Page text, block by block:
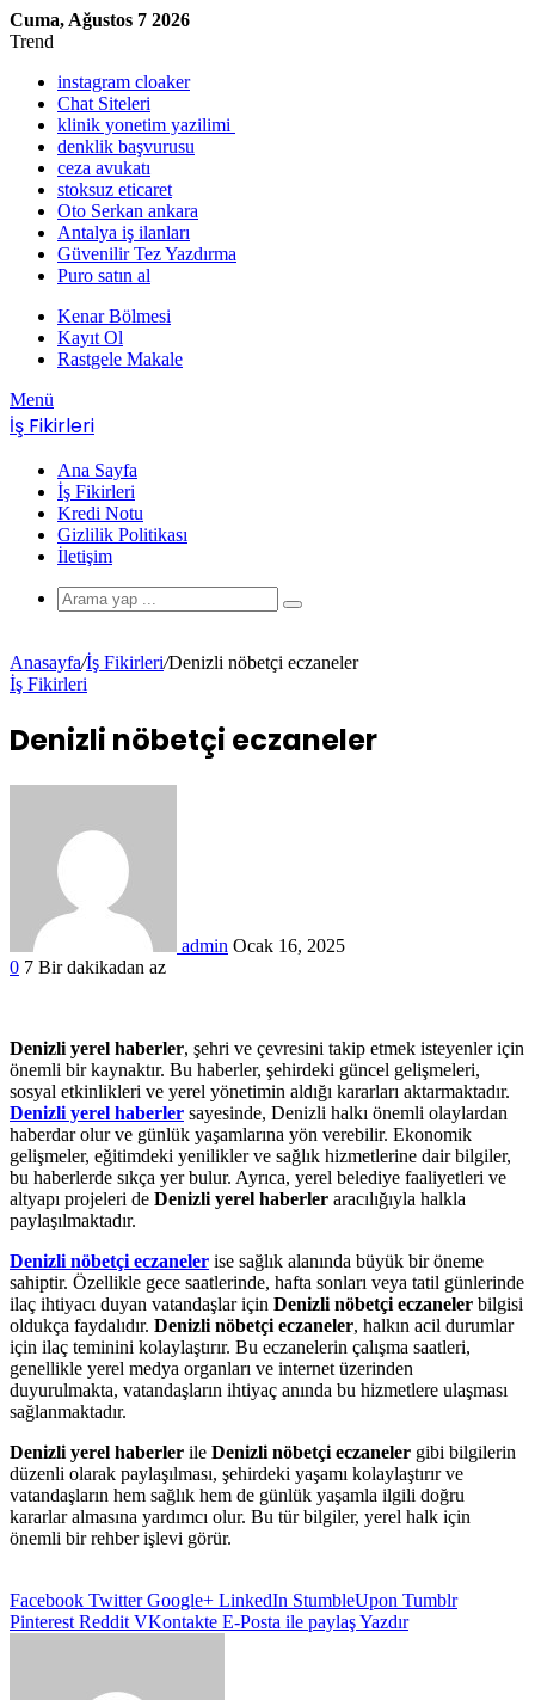
Cuma, Ağustos 7 2026
Trend
instagram cloaker
Chat Siteleri
klinik yonetim yazilimi
denklik başvurusu
ceza avukatı
stoksuz eticaret
Oto Serkan ankara
Antalya iş ilanları
Güvenilir Tez Yazdırma
Puro satın al
Kenar Bölmesi
Kayıt Ol
Rastgele Makale
Menü
İş Fikirleri
Ana Sayfa
İş Fikirleri
Kredi Notu
Gizlilik Politikası
İletişim
Anasayfa/İş Fikirleri/Denizli nöbetçi eczaneler
İş Fikirleri
Denizli nöbetçi eczaneler
admin Ocak 16, 2025
0 7 Bir dakikadan az
Denizli yerel haberler, şehri ve çevresini takip etmek isteyenler için
önemli bir kaynaktır. Bu haberler, şehirdeki güncel gelişmeleri,
sosyal etkinlikleri ve yerel yönetimin aldığı kararları aktarmaktadır.
Denizli yerel haberler sayesinde, Denizli halkı önemli olaylardan
haberdar olur ve günlük yaşamlarına yön verebilir. Ekonomik
gelişmeler, eğitimdeki yenilikler ve sağlık hizmetlerine dair bilgiler,
bu haberlerde sıkça yer bulur. Ayrıca, yerel belediye faaliyetleri ve
altyapı projeleri de Denizli yerel haberler aracılığıyla halkla
paylaşılmaktadır.
Denizli nöbetçi eczaneler ise sağlık alanında büyük bir öneme
sahiptir. Özellikle gece saatlerinde, hafta sonları veya tatil günlerinde
ilaç ihtiyacı duyan vatandaşlar için Denizli nöbetçi eczaneler bilgisi
oldukça faydalıdır. Denizli nöbetçi eczaneler, halkın acil durumlar
için ilaç teminini kolaylaştırır. Bu eczanelerin çalışma saatleri,
genellikle yerel medya organları ve internet üzerinden
duyurulmakta, vatandaşların ihtiyaç anında bu hizmetlere ulaşması
sağlanmaktadır.
Denizli yerel haberler ile Denizli nöbetçi eczaneler gibi bilgilerin
düzenli olarak paylaşılması, şehirdeki yaşamı kolaylaştırır ve
vatandaşların hem sağlık hem de günlük yaşamla ilgili doğru
kararlar almasına yardımcı olur. Bu tür bilgiler, yerel halk için
önemli bir rehber işlevi görür.
Facebook Twitter Google+ LinkedIn StumbleUpon Tumblr
Pinterest Reddit VKontakte E-Posta ile paylaşYazdır